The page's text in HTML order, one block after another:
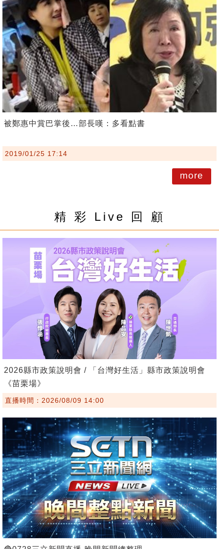
被鄭惠中賞巴掌後…部長嘆：多看點書
2019/01/25 17:14
more
精 彩 Live 回 顧
2026縣市政策說明會 / 「台灣好生活」縣市政策說明會
《苗栗場》
直播時間：2026/08/09 14:00